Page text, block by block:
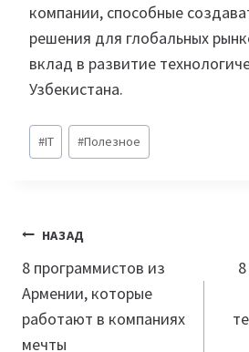
компании, способные
решения для глобальных
вклад в развитие
Узбекистана.
Метки
записи:
#IT #Полезное
Навигация
по
записям
НАЗАД
8 программистов из
Армении, которые
работают в компаниях
мечты